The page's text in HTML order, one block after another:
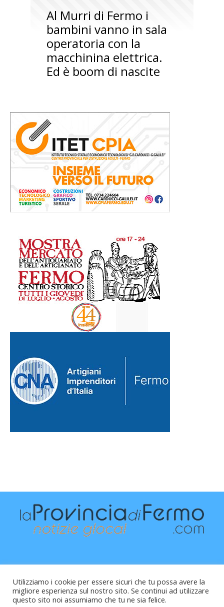
Al Murri di Fermo i
bambini vanno in sala
operatoria con la
macchinina elettrica.
Ed è boom di nascite
Utilizziamo i cookie per essere sicuri che tu possa avere la
migliore esperienza sul nostro sito. Se continui ad utilizzare
questo sito noi assumiamo che tu ne sia felice.